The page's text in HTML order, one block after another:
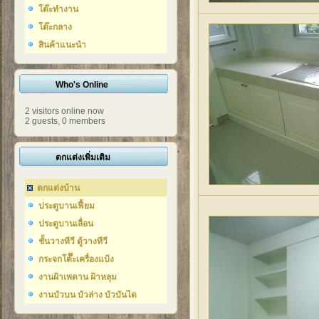
โต๊ะทำงาน
โต๊ะกลาง
สินค้าแนะนำ
Who's Online
2 visitors online now
2 guests, 0 members
ตกแต่งเพิ่มเติม
ตกแต่งบ้าน
ประตูบานเฟี้ยม
ประตูบานเลื่อน
ชั้นวางทีวี ตู้วางทีวี
กระจกโต๊๊ะเครื่องแป้ง
งานฝ้าเพดาน ฝ้าหลุม
งานบัวบน บัวล่าง บัวบันได